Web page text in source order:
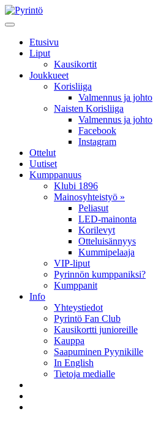
Etusivu
Liput
Kausikortit
Joukkueet
Korisliiga
Valmennus ja johto
Naisten Korisliiga
Valmennus ja johto
Facebook
Instagram
Ottelut
Uutiset
Kumppanuus
Klubi 1896
Mainosyhteistyö »
Peliasut
LED-mainonta
Korilevyt
Otteluisännyys
Kummipelaaja
VIP-liput
Pyrinnön kumppaniksi?
Kumppanit
Info
Yhteystiedot
Pyrintö Fan Club
Kausikortti junioreille
Kauppa
Saapuminen Pyynikille
In English
Tietoja medialle